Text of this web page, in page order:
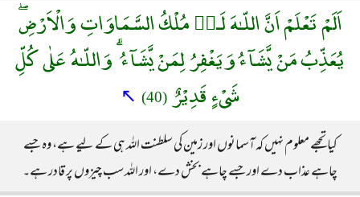
اَلَمْ تَعْلَمْ اَنَّ اللّـٰهَ لَـهٝ مُلْكُ السَّمَاوَاتِ وَالْاَرْضِۖ
يُعَذِّبُ مَنْ يَّشَآءُ وَيَغْفِرُ لِمَنْ يَّشَآءُ ۗ وَاللّـٰهُ عَلٰى كُلِّ
شَىْءٍ قَدِيْرٌ(40)
↖
کیا تجھے معلوم نہیں کہ آسمانوں اور زمین کی سلطنت اللہ ہی کے لیے ہے، وہ جسے
چاہے عذاب دے اور جسے چاہے بخش دے، اور اللہ سب چیزوں پر قادر ہے۔